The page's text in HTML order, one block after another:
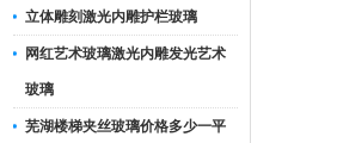
立体雕刻激光内雕护栏玻璃
网红艺术玻璃激光内雕发光艺术
玻璃
芜湖楼梯夹丝玻璃价格多少一平